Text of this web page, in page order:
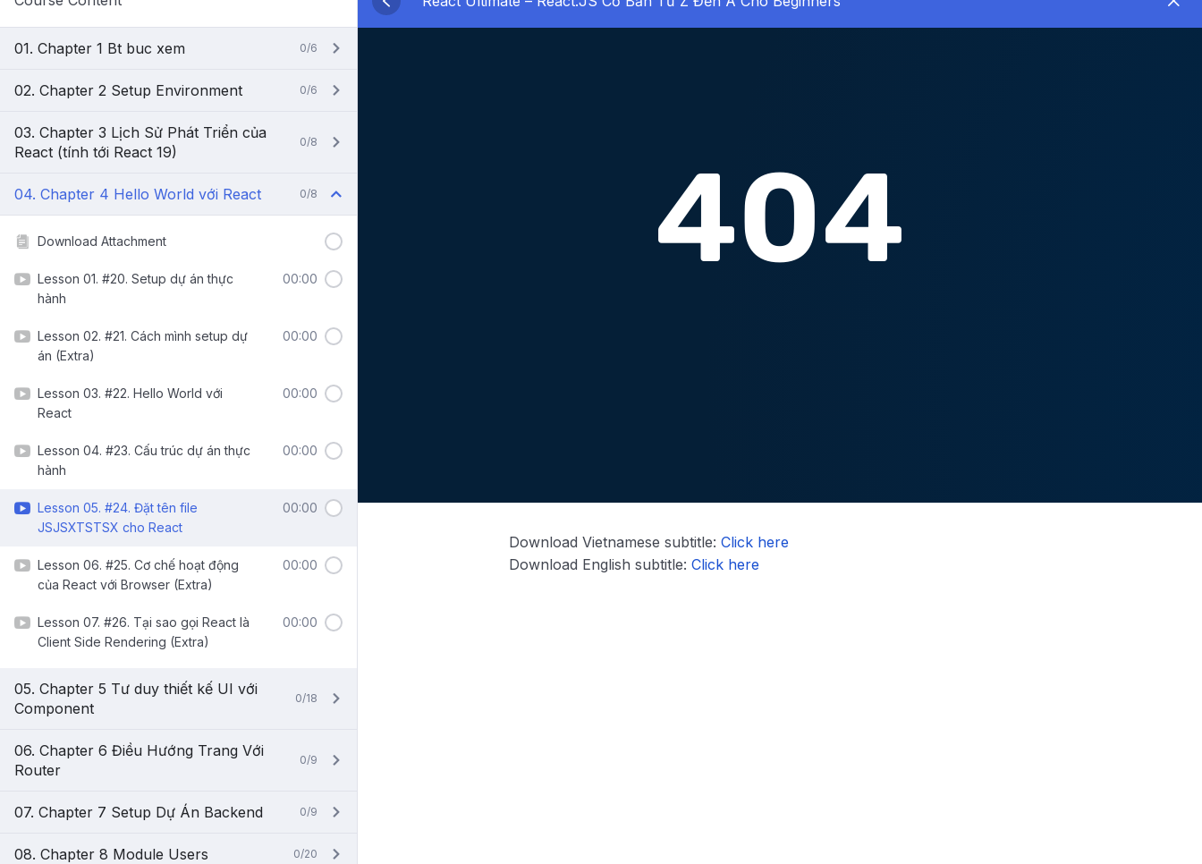
01. Chapter 1 Bt buc xem 0/6
02. Chapter 2 Setup Environment 0/6
03. Chapter 3 Lịch Sử Phát Triển của
React (tính tới React 19)
0/8
04. Chapter 4 Hello World với React 0/8
Download Attachment
Lesson 01. #20. Setup dự án thực
hành
00:00
Lesson 02. #21. Cách mình setup dự
án (Extra)
00:00
Lesson 03. #22. Hello World với
React
00:00
Lesson 04. #23. Cấu trúc dự án thực
hành
00:00
Lesson 05. #24. Đặt tên file
JSJSXTSTSX cho React
00:00
Lesson 06. #25. Cơ chế hoạt động
của React với Browser (Extra)
00:00
Lesson 07. #26. Tại sao gọi React là
Client Side Rendering (Extra)
00:00
05. Chapter 5 Tư duy thiết kế UI với
Component
0/18
06. Chapter 6 Điều Hướng Trang Với
Router
0/9
07. Chapter 7 Setup Dự Án Backend 0/9
08. Chapter 8 Module Users 0/20
Download Vietnamese subtitle:Click here
Download English subtitle:Click here